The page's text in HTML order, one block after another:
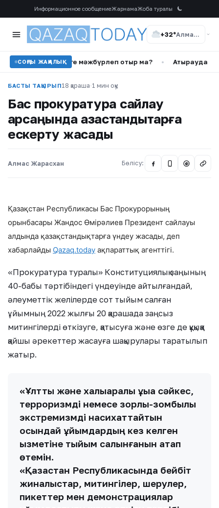
Информационное сообщениеЖарнамаЖоба туралы
+32° Алматы
СОҢҒЫ ЖАҢАЛЫҚ
сүруге мәжбүрлеп отыр ма? • Атырауда емханаға
БАСТЫ ТАҚЫРЫП18 қараша·1 мин оқу
Бас прокуратура сайлау
қарсаңында қазақстандықтарға
ескерту жасады
Алмас Жарасхан Бөлісу: @
Қазақстан Республикасы Бас Прокурорының
орынбасары Жандос Өмірәлиев Президент сайлауы
алдында қазақстандықтарға үндеу жасады, деп
хабарлайды Qazaq.today ақпараттық агенттігі.
«Прокуратура туралы» Конституциялық заңының
40-бабы тәртібіндегі үндеуінде айтылғандай,
әлеуметтік желілерде сот тыйым салған
ұйымның 2022 жылғы 20 қарашада заңсыз
митингілерді өткізуге, қатысуға және өзге де құқыққа
қайшы әрекеттер жасауға шақырулары таратылып
жатыр.
«Ұлттық және халықаралық құқыққа сәйкес,
терроризмді немесе зорлық-зомбылық
экстремизмді насихаттайтын
осындай ұйымдардың кез келген
қызметіне тыйым салынғанын атап
өтемін.
«Қазақстан Республикасында бейбіт
жиналыстар, митингілер, шерулер,
пикеттер мен демонстрациялар